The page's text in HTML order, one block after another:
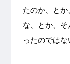
たのか、と
な、とか、
ったのではな